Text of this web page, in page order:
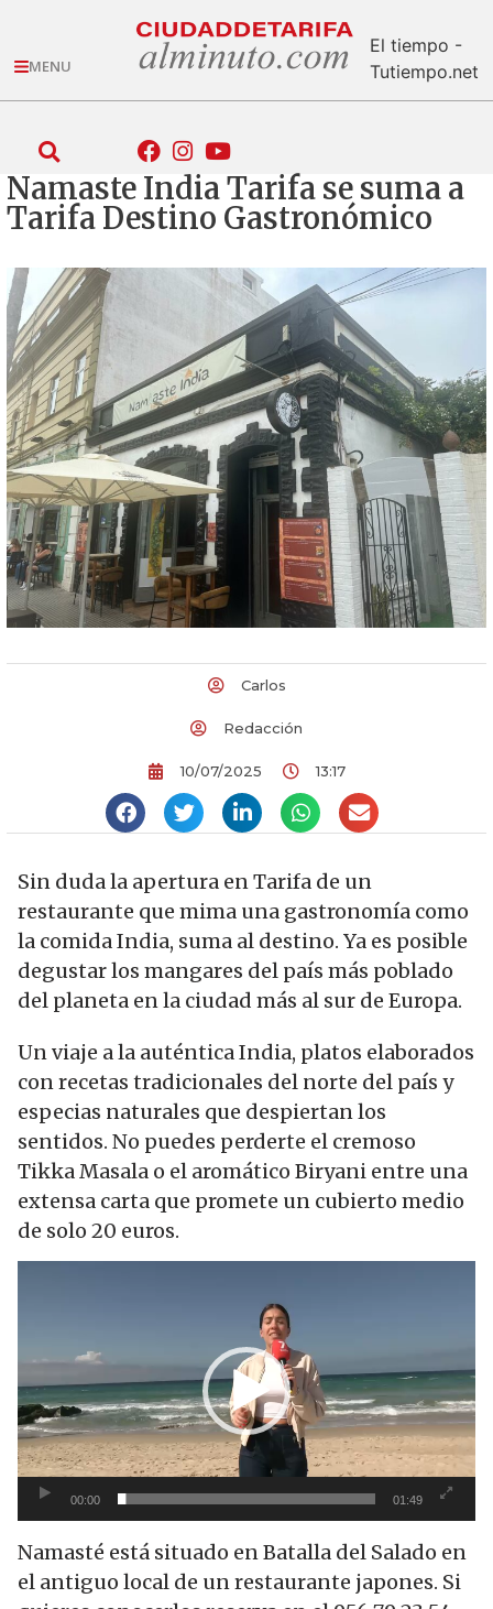
MENU
El tiempo -
Tutiempo.net
Namaste India Tarifa se suma a
Tarifa Destino Gastronómico
Carlos
Redacción
10/07/2025 13:17
Sin duda la apertura en Tarifa de un
restaurante que mima una gastronomía como
la comida India, suma al destino. Ya es posible
degustar los mangares del país más poblado
del planeta en la ciudad más al sur de Europa.
Un viaje a la auténtica India, platos elaborados
con recetas tradicionales del norte del país y
especias naturales que despiertan los
sentidos. No puedes perderte el cremoso
Tikka Masala o el aromático Biryani entre una
extensa carta que promete un cubierto medio
de solo 20 euros.
00:00 01:49
Namasté está situado en Batalla del Salado en
el antiguo local de un restaurante japones. Si